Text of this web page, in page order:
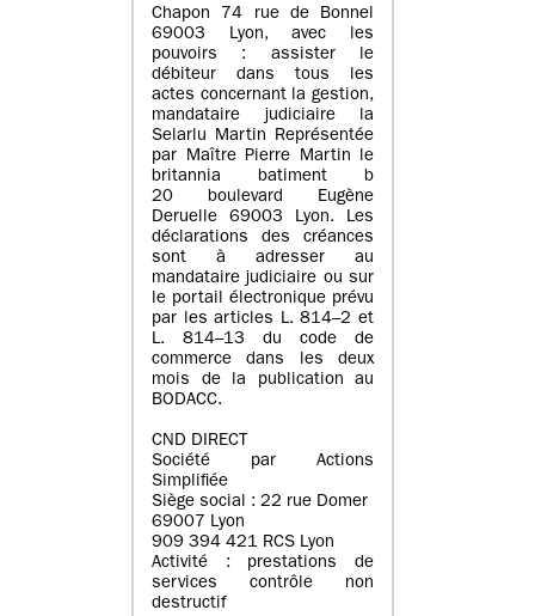
Chapon 74 rue de Bonnel
69003 Lyon, avec les
pouvoirs : assister le
débiteur dans tous les
actes concernant la gestion,
mandataire judiciaire la
Selarlu Martin Représentée
par Maître Pierre Martin le
britannia batiment b
20 boulevard Eugène
Deruelle 69003 Lyon. Les
déclarations des créances
sont à adresser au
mandataire judiciaire ou sur
le portail électronique prévu
par les articles L. 814–2 et
L. 814–13 du code de
commerce dans les deux
mois de la publication au
BODACC.
CND DIRECT
Société par Actions
Simplifiée
Siège social : 22 rue Domer
69007 Lyon
909 394 421 RCS Lyon
Activité : prestations de
services contrôle non
destructif